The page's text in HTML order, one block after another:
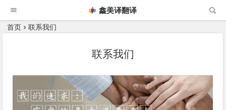
鑫美译翻译
首页 联系我们
联系我们